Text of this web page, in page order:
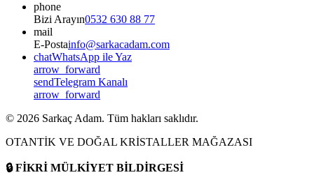
phone
Bizi Arayın0532 630 88 77
mail
E-Postainfo@sarkacadam.com
chatWhatsApp ile Yaz
arrow_forward
sendTelegram Kanalı
arrow_forward
© 2026 Sarkaç Adam. Tüm hakları saklıdır.
OTANTİK VE DOĞAL KRİSTALLER MAĞAZASI
🔒FİKRİ MÜLKİYET BİLDİRGESİ